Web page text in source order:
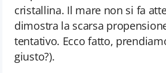
cristallina. Il mare non si fa
dimostra la scarsa
tentativo. Ecco fatto,
giusto?).